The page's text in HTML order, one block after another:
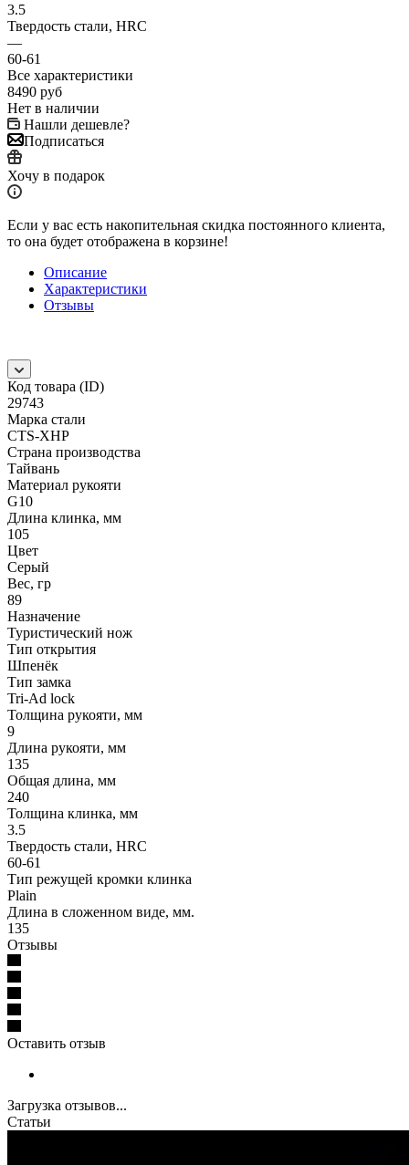
3.5
Твердость стали, HRC
—
60-61
Все характеристики
8490 руб
Нет в наличии
Нашли дешевле?
Подписаться
Хочу в подарок
Если у вас есть накопительная скидка постоянного клиента,
то она будет отображена в корзине!
Описание
Характеристики
Отзывы
Код товара (ID)
29743
Марка стали
CTS-XHP
Страна производства
Тайвань
Материал рукояти
G10
Длина клинка, мм
105
Цвет
Серый
Вес, гр
89
Назначение
Туристический нож
Тип открытия
Шпенёк
Тип замка
Tri-Ad lock
Толщина рукояти, мм
9
Длина рукояти, мм
135
Общая длина, мм
240
Толщина клинка, мм
3.5
Твердость стали, HRC
60-61
Тип режущей кромки клинка
Plain
Длина в сложенном виде, мм.
135
Отзывы
Оставить отзыв
Загрузка отзывов...
Статьи